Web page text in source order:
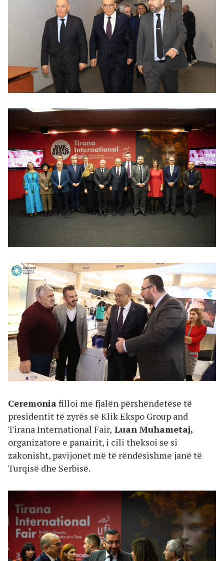
Ceremonia filloi me fjalën përshëndetëse të
presidentit të zyrës së Klik Ekspo Group and
Tirana International Fair, Luan Muhametaj,
organizatore e panairit, i cili theksoi se si
zakonisht, pavijonet më të rëndësishme janë të
Turqisë dhe Serbisë.